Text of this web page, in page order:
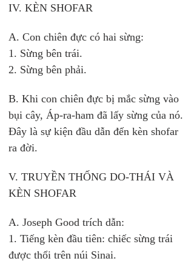
IV. KÈN SHOFAR
A. Con chiên đực có hai sừng:
1. Sừng bên trái.
2. Sừng bên phải.
B. Khi con chiên đực bị mắc sừng vào
bụi cây, Áp-ra-ham đã lấy sừng của nó.
Đây là sự kiện đầu dẫn đến kèn shofar
ra đời.
V. TRUYỀN THỐNG DO-THÁI VÀ
KÈN SHOFAR
A. Joseph Good trích dẫn:
1. Tiếng kèn đầu tiên: chiếc sừng trái
được thổi trên núi Sinai.